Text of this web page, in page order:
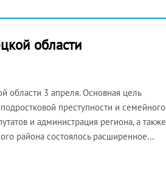
области
области 3 апреля. Основная цель
преступности и семейного
и администрация региона, а также
района состоялось расширенное…